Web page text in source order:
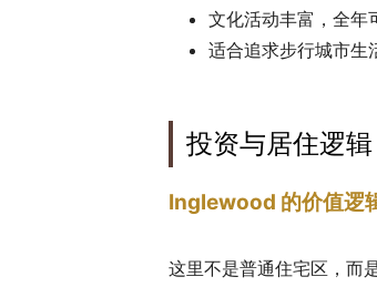
文化活动丰富，全年
适合追求步行城市生
投资与居住逻辑
Inglewood 的价值逻
这里不是普通住宅区，而